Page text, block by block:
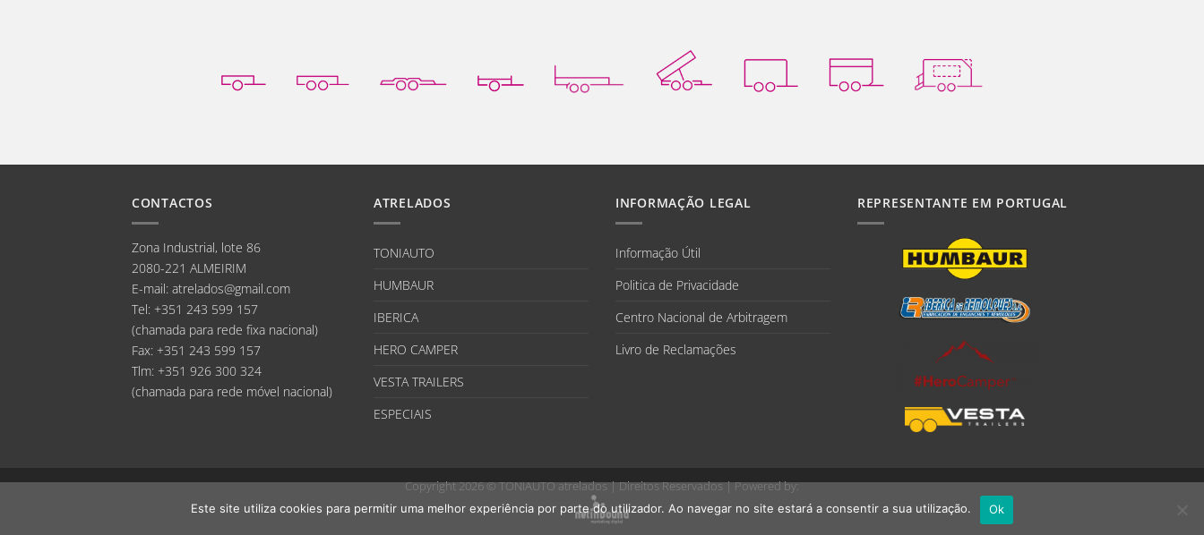
CONTACTOS
Zona Industrial, lote 86
2080-221 ALMEIRIM
E-mail: atrelados@gmail.com
Tel: +351 243 599 157
(chamada para rede fixa nacional)
Fax: +351 243 599 157
Tlm: +351 926 300 324
(chamada para rede móvel nacional)
ATRELADOS
TONIAUTO
HUMBAUR
IBERICA
HERO CAMPER
VESTA TRAILERS
ESPECIAIS
INFORMAÇÃO LEGAL
Informação Útil
Politica de Privacidade
Centro Nacional de Arbitragem
Livro de Reclamações
REPRESENTANTE EM PORTUGAL
Copyright 2026 ©TONIAUTO atrelados| Direitos Reservados | Powered by:
Este site utiliza cookies para permitir uma melhor experiência por parte do utilizador. Ao navegar no site estará a consentir a sua utilização. Ok